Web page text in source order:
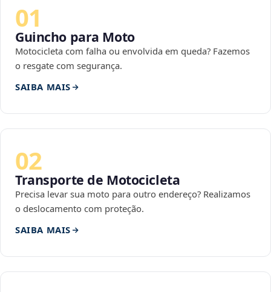
01
Guincho para Moto
Motocicleta com falha ou envolvida em queda? Fazemos
o resgate com segurança.
SAIBA MAIS
02
Transporte de Motocicleta
Precisa levar sua moto para outro endereço? Realizamos
o deslocamento com proteção.
SAIBA MAIS